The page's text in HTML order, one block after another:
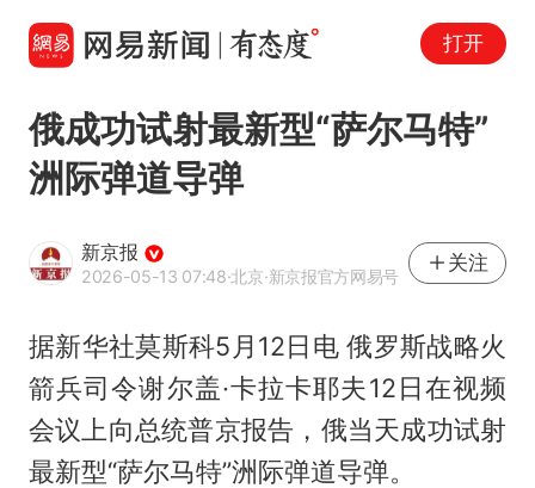
打开
俄成功试射最新型“萨尔马特”
洲际弹道导弹
新京报
2026-05-13 07:48·北京·新京报官方网易号
关注
据新华社莫斯科5月12日电 俄罗斯战略火
箭兵司令谢尔盖·卡拉卡耶夫12日在视频
会议上向总统普京报告，俄当天成功试射
最新型“萨尔马特”洲际弹道导弹。